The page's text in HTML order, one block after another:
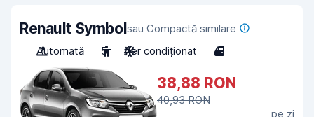
Renault Symbolsau Compactă similare
Automată
5 Aer condiționat 4
38,88 RON
40,93 RON
pe zi